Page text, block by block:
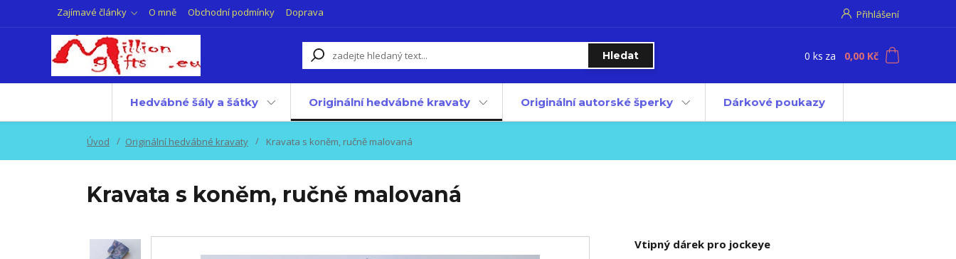
Zajímavé články O mně Obchodní podmínky Doprava Přihlášení
Hledat 0 ks za 0,00 Kč
Hedvábné šály a šátky Originální hedvábné kravaty Originální autorské šperky Dárkové poukazy
Úvod Originální hedvábné kravaty Kravata s koněm, ručně malovaná
Kravata s koněm, ručně malovaná
Vtipný dárek pro jockeye